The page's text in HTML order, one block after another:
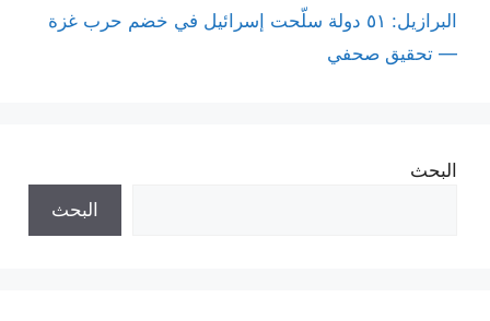
البرازيل: ٥١ دولة سلّحت إسرائيل في خضم حرب غزة
— تحقيق صحفي
البحث
البحث